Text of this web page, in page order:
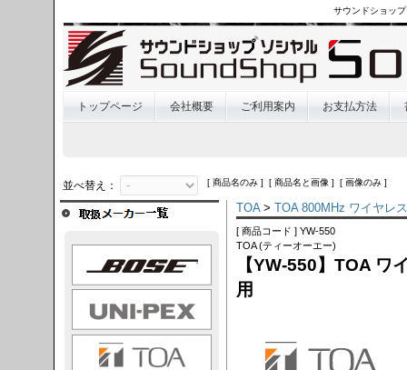
サウンドショッ
トップページ 会社概要 ご利用案内 お支払方法
並べ替え： [ 商品名のみ ] [ 商品名と画像 ] [ 画像のみ ]
TOA> TOA 800MHz ワイヤレ
[ 商品コード ] YW-550
TOA (ティーオーエー)
【YW-550】TOA ワ
用